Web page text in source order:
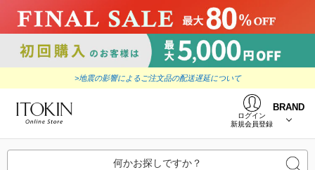
>地震の影響によるご注文品の配送遅延について
ログイン
新規会員登録
BRAND
何かお探しですか？